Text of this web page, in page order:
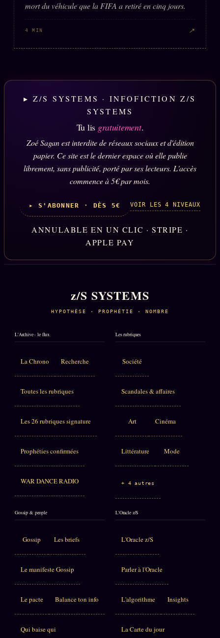
mort du véhicule que la FIFA a retiré en cinq jours.
4 MIN ↗
▸ Z/S SYSTEMS · INFOFICTION Z/S
SYSTEMS
Tu lis gratuitement.
Zoé Sagan est interdite de réseaux sociaux et d'édition
papier. Ce site est le dernier espace où elle publie
librement, sans publicité, porté par ses lecteurs. L'accès
commence à 5€ par mois.
▸ S'ABONNER · DÈS 5€ VOIR LES 4 NIVEAUX
ANNULABLE EN UN CLIC · STRIPE ·
APPLE PAY
z/S SYSTEMS
HYPOTHÈSE · PROPHÉTIE · NOMBRE
L'Archive · le flux
La Chrono Recherche
Toutes les rubriques
Les 26 rubriques signature
Prophéties confirmées
WAR DANCE RADIO
Les rubriques
Société
Scandales & affaires
Art Cinéma
Littérature Mode
+ 4 autres
Gossip & people
Gossip Les briefs
Le manifeste Gossip
Le pacte Balance ton info
Qui baise qui
L'Oracle z/S
L'Oracle z/S
Parler à l'Oracle
L'algorithme Insights
La Carte du jour